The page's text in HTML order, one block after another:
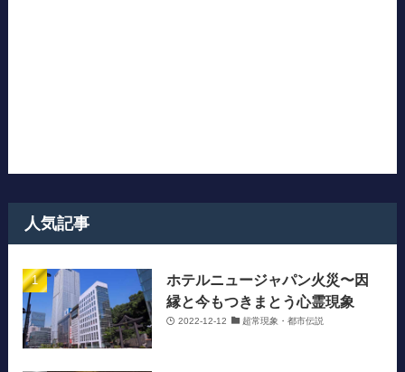
人気記事
ホテルニュージャパン火災〜因
縁と今もつきまとう心霊現象
2022-12-12 超常現象・都市伝説